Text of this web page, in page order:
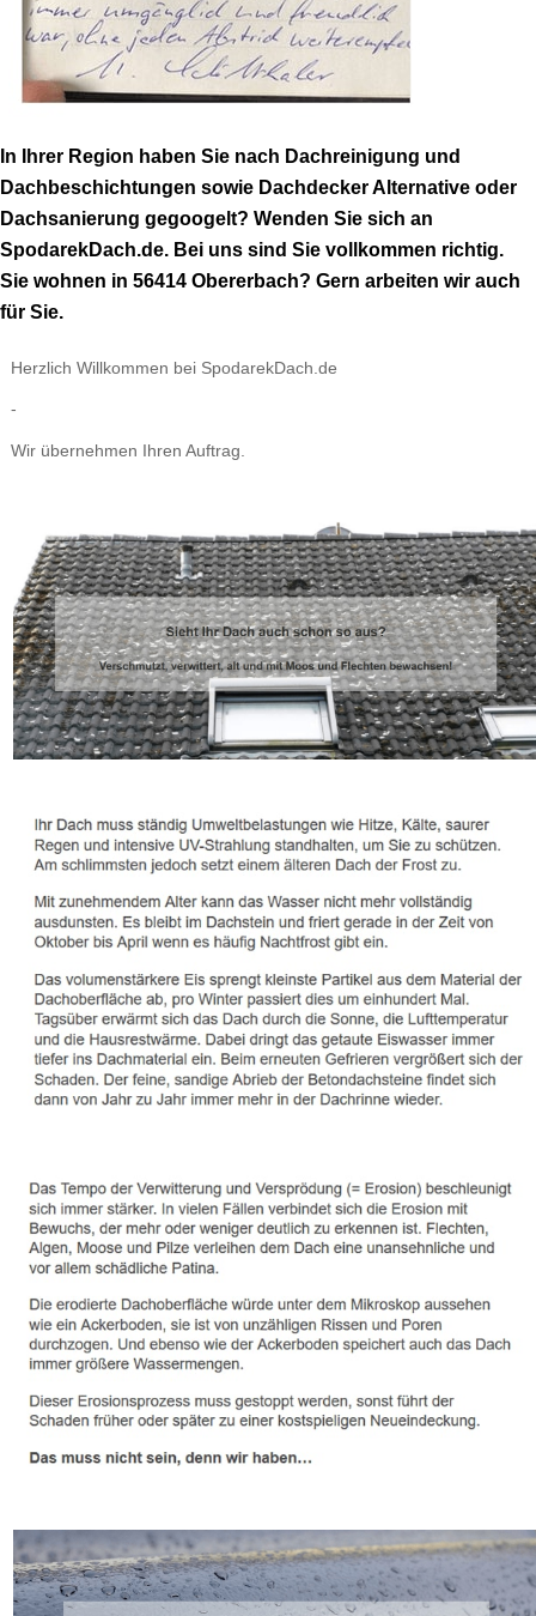
In Ihrer Region haben Sie nach Dachreinigung und
Dachbeschichtungen sowie Dachdecker Alternative oder
Dachsanierung gegoogelt? Wenden Sie sich an
SpodarekDach.de. Bei uns sind Sie vollkommen richtig.
Sie wohnen in 56414 Obererbach? Gern arbeiten wir auch
für Sie.
Herzlich Willkommen bei SpodarekDach.de
-
Wir übernehmen Ihren Auftrag.